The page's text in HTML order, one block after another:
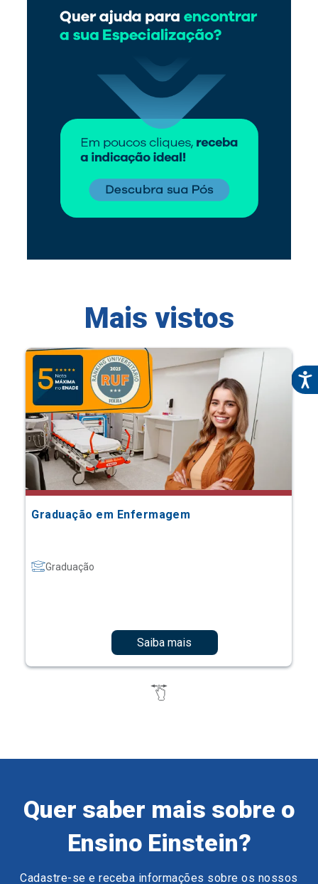
Mais vistos
Graduação em Enfermagem
Graduação
Saiba mais
Quer saber mais sobre o
Ensino Einstein?
Cadastre-se e receba informações sobre os nossos